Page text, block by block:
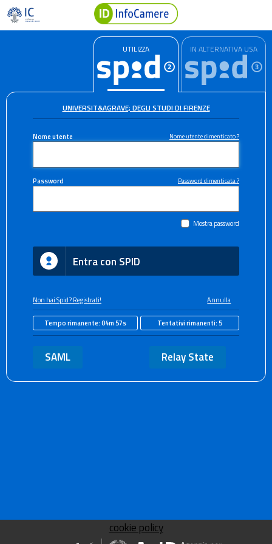
UTILIZZA IN ALTERNATIVA USA
UNIVERSIT&AGRAVE; DEGLI STUDI DI FIRENZE
Nome utente Nome utente dimenticato ?
Password Password dimenticata ?
Mostra password
Entra con SPID
Non hai Spid? Registrati! Annulla
Tempo rimanente:04m 57s Tentativi rimanenti:5
SAML Relay State
cookie policy